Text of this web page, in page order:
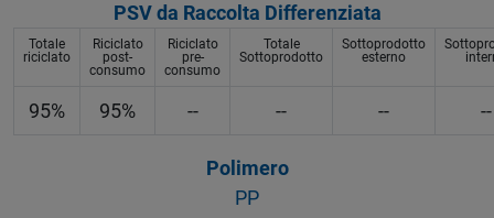
PSV da Raccolta Differenziata
Totale
riciclato
Riciclato
post-
consumo
Riciclato
pre-
consumo
Totale
Sottoprodotto
Sottoprodotto
esterno
95% 95% -- -- -- --
Polimero
PP